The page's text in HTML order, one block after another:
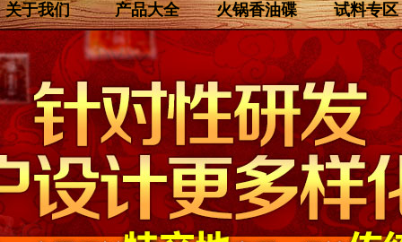
关于我们 产品大全 火锅香油碟 试料专区